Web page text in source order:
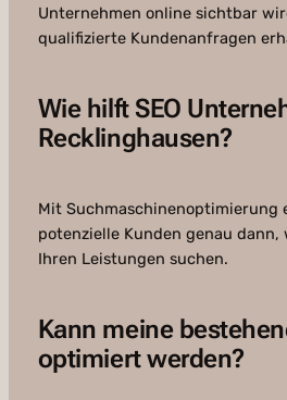
Unternehmen online sichtbar
qualifizierte Kundenanfragen
Wie hilft SEO
Recklinghausen?
Mit Suchmaschinenoptimierung
potenzielle Kunden genau dann,
Ihren Leistungen suchen.
Kann meine
optimiert werden?